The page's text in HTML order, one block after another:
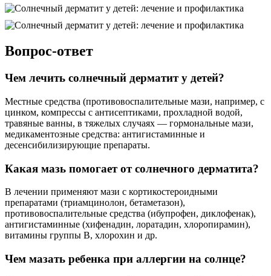
Вопрос-ответ
Чем лечить солнечный дерматит у детей?
Местные средства (противовоспалительные мази, например, с
цинком, компрессы с антисептиками, прохладной водой,
травяные ванны, в тяжелых случаях — гормональные мази,
медикаментозные средства: антигистаминные и
десенсибилизирующие препараты.
Какая мазь помогает от солнечного дерматита?
В лечении применяют мази с кортикостероидными
препаратами (триамцинолон, бетаметазон),
противовоспалительные средства (ибупрофен, диклофенак),
антигистаминные (хифенадин, лоратадин, хлоропирамин),
витамины группы В, хлорохин и др.
Чем мазать ребенка при аллергии на солнце?